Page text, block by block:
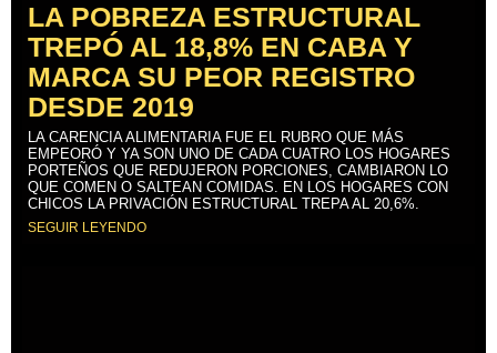
LA POBREZA ESTRUCTURAL
TREPÓ AL 18,8% EN CABA Y
MARCA SU PEOR REGISTRO
DESDE 2019
LA CARENCIA ALIMENTARIA FUE EL RUBRO QUE MÁS
EMPEORÓ Y YA SON UNO DE CADA CUATRO LOS HOGARES
PORTEÑOS QUE REDUJERON PORCIONES, CAMBIARON LO
QUE COMEN O SALTEAN COMIDAS. EN LOS HOGARES CON
CHICOS LA PRIVACIÓN ESTRUCTURAL TREPA AL 20,6%.
SEGUIR LEYENDO